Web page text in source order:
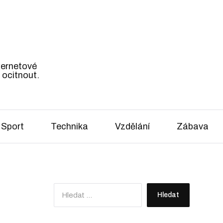
ocitnout.
Sport Technika Vzdělání Zábava
V
l